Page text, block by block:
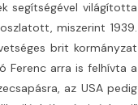
segítségével világította
miszerint 1939.
brit kormányzat
Ferenc arra is felhívta a
az USA pedig